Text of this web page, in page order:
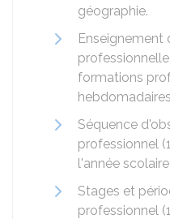
géographie.
Enseignement
formations
Séquence
professionnel
l'année
Stages et
professionnel